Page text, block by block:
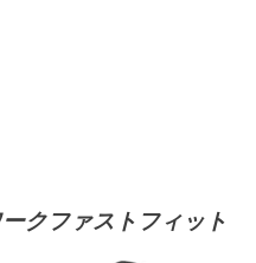
クファストフィット